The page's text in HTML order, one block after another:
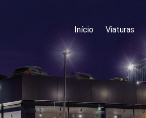
Início Viaturas